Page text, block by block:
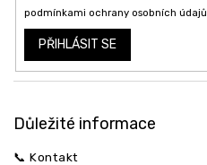
podmínkami ochrany osobních údajů
PŘIHLÁSIT SE
Důležité informace
📞 Kontakt